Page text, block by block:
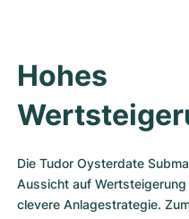
Hohes
Die Tudor Oysterdate
Aussicht auf
clevere Anlagestrategie.